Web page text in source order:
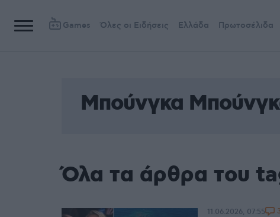
Games Όλες οι Ειδήσεις Ελλάδα Πρωτοσέλιδα
Μπούνγκα
Όλα τα άρθρα του
11.06.2026, 07:55